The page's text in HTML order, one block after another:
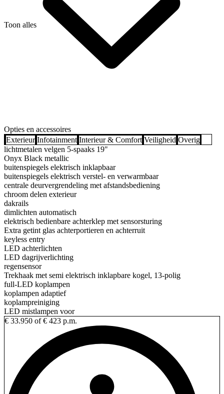
Toon alles
Opties en accessoires
Exterieur Infotainment Interieur & Comfort Veiligheid Overig
lichtmetalen velgen 5-spaaks 19"
Onyx Black metallic
buitenspiegels elektrisch inklapbaar
buitenspiegels elektrisch verstel- en verwarmbaar
centrale deurvergrendeling met afstandsbediening
chroom delen exterieur
dakrails
dimlichten automatisch
elektrisch bedienbare achterklep met sensorsturing
Extra getint glas achterportieren en achterruit
keyless entry
LED achterlichten
LED dagrijverlichting
regensensor
Trekhaak met semi elektrisch inklapbare kogel, 13-polig
full-LED koplampen
koplampen adaptief
koplampreiniging
LED mistlampen voor
€ 33.950 of € 423 p.m.